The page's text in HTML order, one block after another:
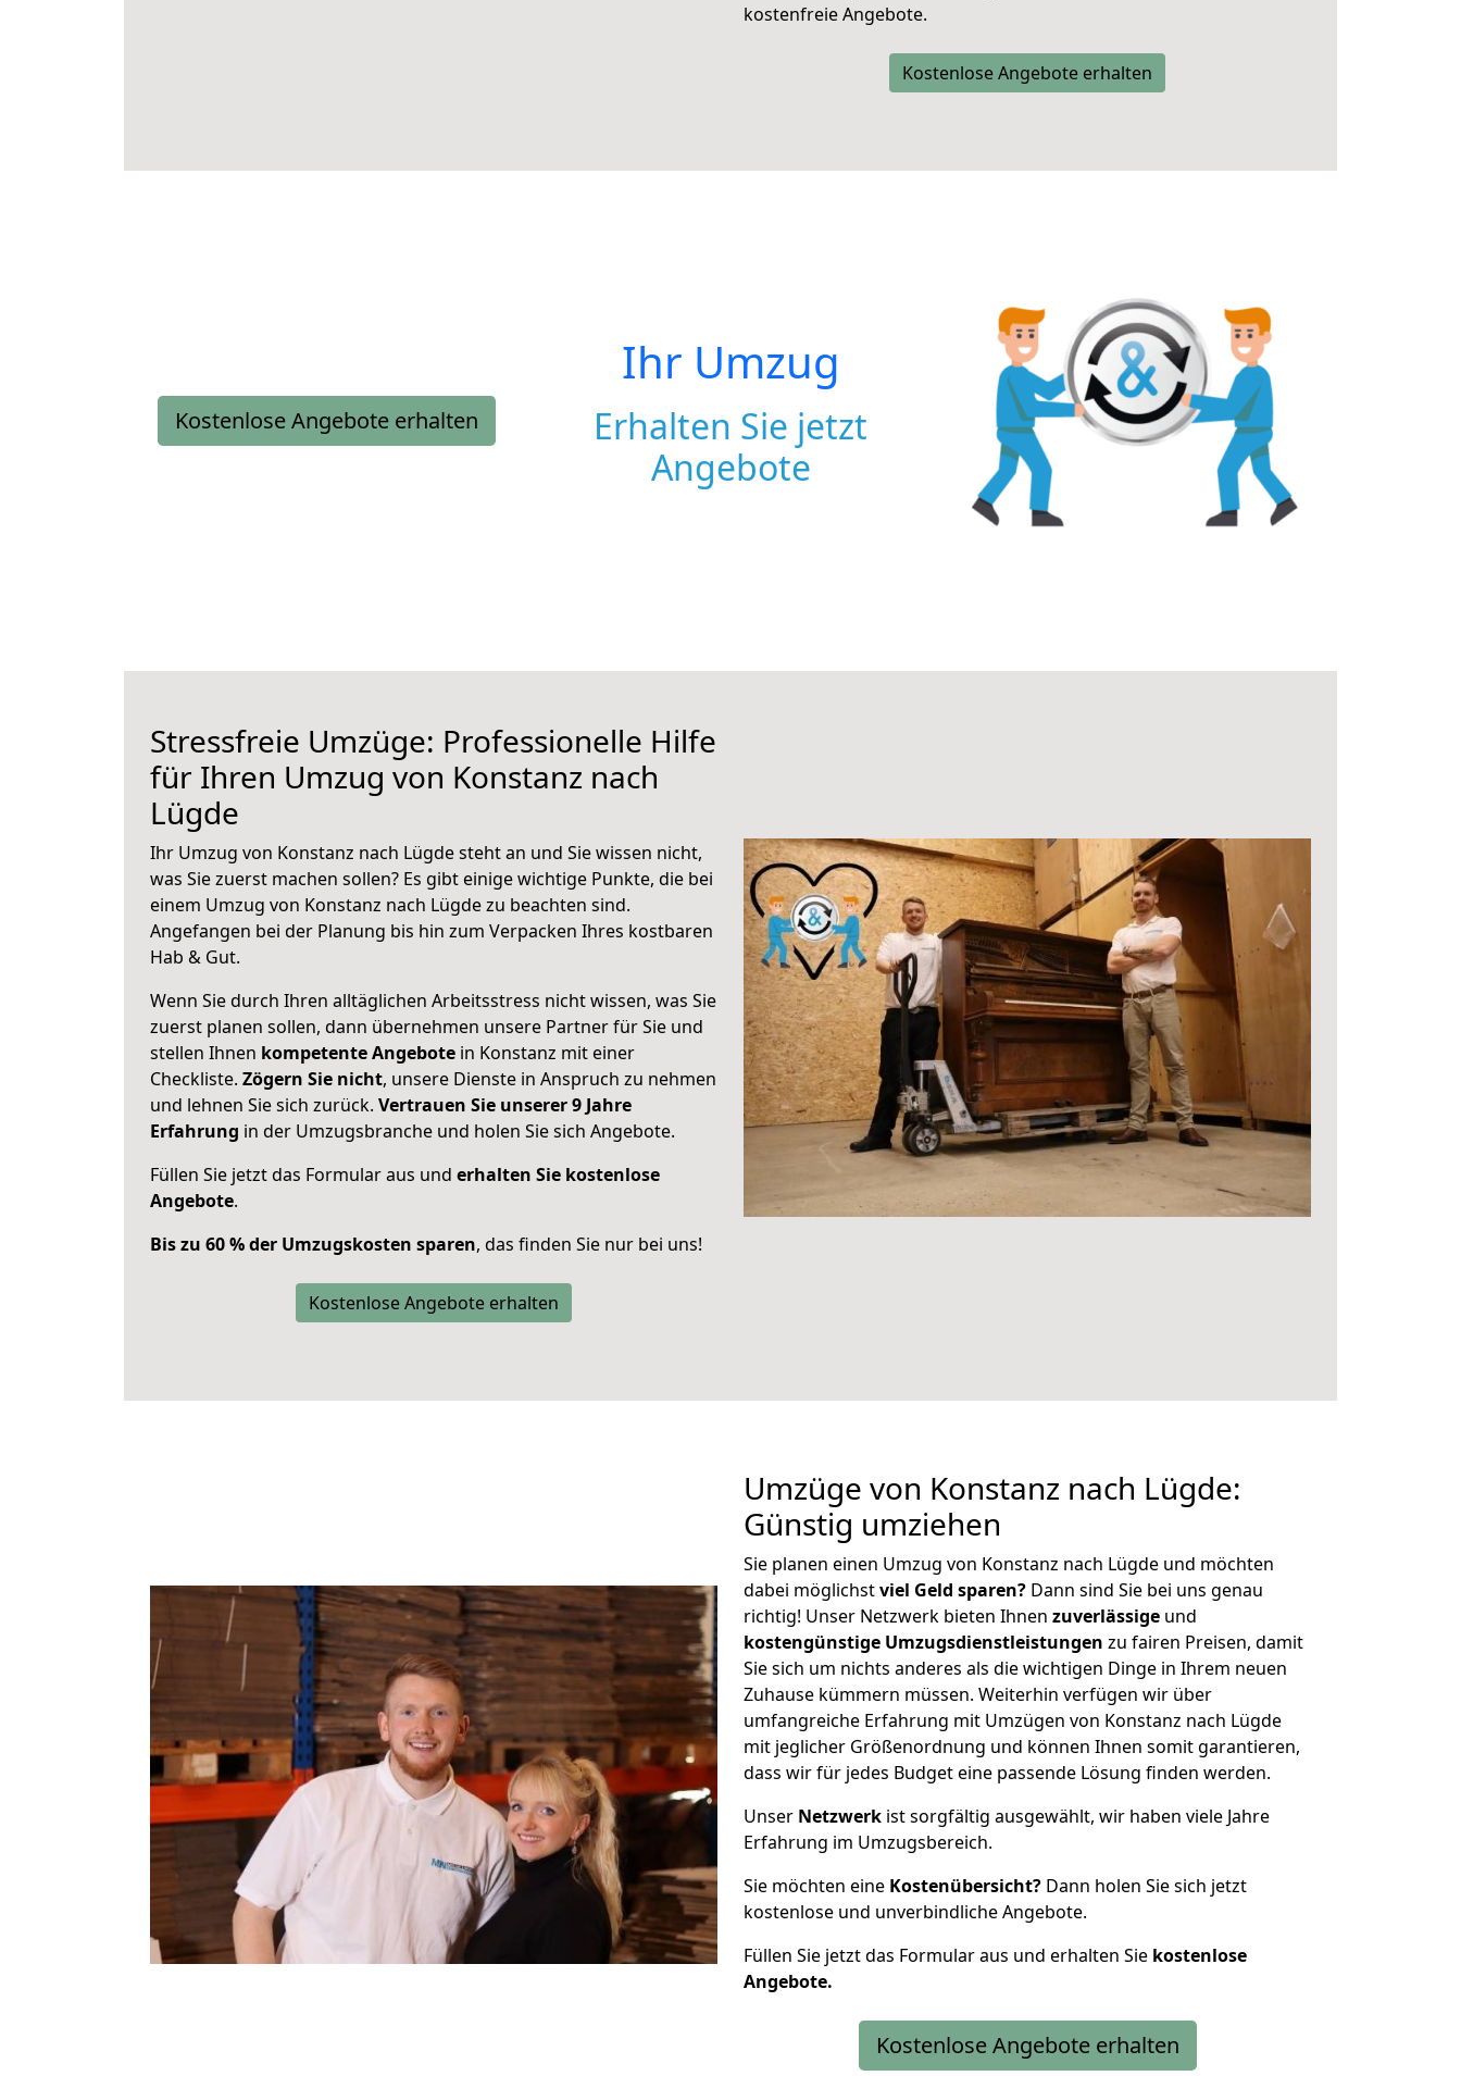
kostenfreie Angebote.
Kostenlose Angebote erhalten
Kostenlose Angebote erhalten
Ihr Umzug
Erhalten Sie jetzt
Angebote
Stressfreie Umzüge: Professionelle Hilfe
für Ihren Umzug von Konstanz nach
Lügde
Ihr Umzug von Konstanz nach Lügde steht an und Sie wissen nicht,
was Sie zuerst machen sollen? Es gibt einige wichtige Punkte, die bei
einem Umzug von Konstanz nach Lügde zu beachten sind.
Angefangen bei der Planung bis hin zum Verpacken Ihres kostbaren
Hab & Gut.
Wenn Sie durch Ihren alltäglichen Arbeitsstress nicht wissen, was Sie
zuerst planen sollen, dann übernehmen unsere Partner für Sie und
stellen Ihnen kompetente Angebote in Konstanz mit einer
Checkliste. Zögern Sie nicht, unsere Dienste in Anspruch zu nehmen
und lehnen Sie sich zurück. Vertrauen Sie unserer 9 Jahre
Erfahrung in der Umzugsbranche und holen Sie sich Angebote.
Füllen Sie jetzt das Formular aus und erhalten Sie kostenlose
Angebote.
Bis zu 60 % der Umzugskosten sparen, das finden Sie nur bei uns!
Kostenlose Angebote erhalten
Umzüge von Konstanz nach Lügde:
Günstig umziehen
Sie planen einen Umzug von Konstanz nach Lügde und möchten
dabei möglichstviel Geld sparen? Dann sind Sie bei uns genau
richtig! Unser Netzwerk bieten Ihnen zuverlässige und
kostengünstige Umzugsdienstleistungen zu fairen Preisen, damit
Sie sich um nichts anderes als die wichtigen Dinge in Ihrem neuen
Zuhause kümmern müssen. Weiterhin verfügen wir über
umfangreiche Erfahrung mit Umzügen von Konstanz nach Lügde
mit jeglicher Größenordnung und können Ihnen somit garantieren,
dass wir für jedes Budget eine passende Lösung finden werden.
Unser Netzwerk ist sorgfältig ausgewählt, wir haben viele Jahre
Erfahrung im Umzugsbereich.
Sie möchten eine Kostenübersicht? Dann holen Sie sich jetzt
kostenlose und unverbindliche Angebote.
Füllen Sie jetzt das Formular aus und erhalten Sie kostenlose
Angebote.
Kostenlose Angebote erhalten